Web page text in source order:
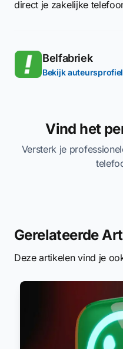
direct je zakelijke
Belfabriek
Bekijk auteursprofiel
Vind het
Versterk je
Gerelateerde
Deze artikelen vind je